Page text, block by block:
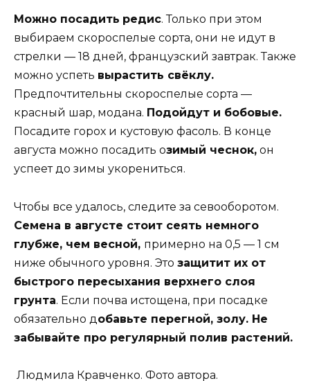
Можно посадить редис. Только при этом
выбираем скороспелые сорта, они не идут в
стрелки — 18 дней, французский завтрак. Также
можно успеть вырастить свёклу.
Предпочтительны скороспелые сорта —
красный шар, модана. Подойдут и бобовые.
Посадите горох и кустовую фасоль. В конце
августа можно посадить озимый чеснок, он
успеет до зимы укорениться.
Чтобы все удалось, следите за севооборотом.
Семена в августе стоит сеять немного
глубже, чем весной, примерно на 0,5 — 1 см
ниже обычного уровня. Это защитит их от
быстрого пересыхания верхнего слоя
грунта. Если почва истощена, при посадке
обязательно д обавьте перегной, золу. Не
забывайте про регулярный полив растений.
Людмила Кравченко. Фото автора.